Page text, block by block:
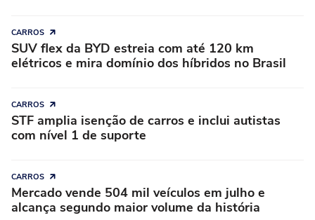
CARROS
SUV flex da BYD estreia com até 120 km
elétricos e mira domínio dos híbridos no Brasil
CARROS
STF amplia isenção de carros e inclui autistas
com nível 1 de suporte
CARROS
Mercado vende 504 mil veículos em julho e
alcança segundo maior volume da história